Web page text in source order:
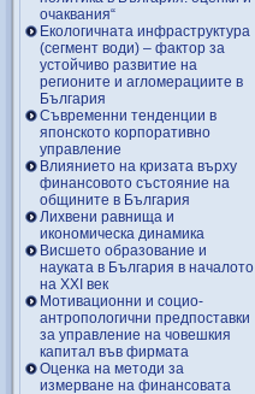
очаквания“
Екологичната инфраструктура
(сегмент води) – фактор за
устойчиво развитие на
регионите и агломерациите в
България
Съвременни тенденции в
японското корпоративно
управление
Влиянието на кризата върху
финансовото състояние на
общините в България
Лихвени равнища и
икономическа динамика
Висшето образование и
науката в България в началото
на ХХІ век
Мотивационни и социо-
антропологични предпоставки
за управление на човешкия
капитал във фирмата
Оценка на методи за
измерване на финансовата